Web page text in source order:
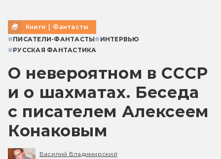
Книги | Фантасты
#ПИСАТЕЛИ-ФАНТАСТЫ# ИНТЕРВЬЮ
#РУССКАЯ ФАНТАСТИКА
О невероятном в СССР
и о шахматах. Беседа
с писателем Алексеем
Конаковым
Василий Владимирский